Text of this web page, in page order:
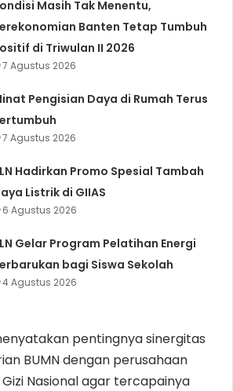
Masih Tak Menentu,
Banten Tetap Tumbuh
di Triwulan II 2026
7 Agustus 2026
Pengisian Daya di Rumah Terus
7 Agustus 2026
Hadirkan Promo Spesial Tambah
Listrik di GIIAS
6 Agustus 2026
Gelar Program Pelatihan Energi
bagi Siswa Sekolah
4 Agustus 2026
pentingnya sinergitas
BUMN dengan perusahaan
Gizi Nasional agar tercapainya